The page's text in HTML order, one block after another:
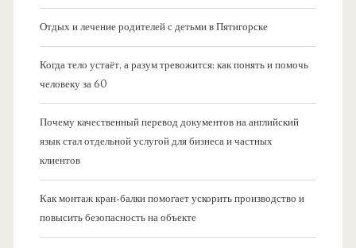
Отдых и лечение родителей с детьми в Пятигорске
Когда тело устаёт, а разум тревожится: как понять и помочь
человеку за 60
Почему качественный перевод документов на английский
язык стал отдельной услугой для бизнеса и частных
клиентов
Как монтаж кран-балки помогает ускорить производство и
повысить безопасность на объекте